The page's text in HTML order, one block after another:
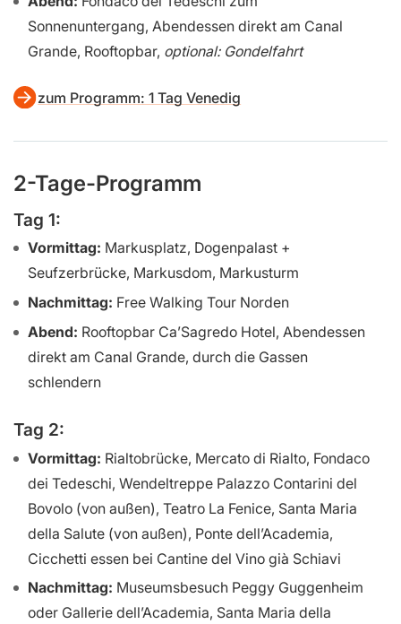
Sonnenuntergang, Abendessen direkt am Canal
Grande, Rooftopbar, optional: Gondelfahrt
zum Programm: 1 Tag Venedig
2-Tage-Programm
Tag 1:
Vormittag: Markusplatz, Dogenpalast +
Seufzerbrücke, Markusdom, Markusturm
Nachmittag: Free Walking Tour Norden
Abend: Rooftopbar Ca’Sagredo Hotel, Abendessen
direkt am Canal Grande, durch die Gassen
schlendern
Tag 2:
Vormittag: Rialtobrücke, Mercato di Rialto, Fondaco
dei Tedeschi, Wendeltreppe Palazzo Contarini del
Bovolo (von außen), Teatro La Fenice, Santa Maria
della Salute (von außen), Ponte dell’Academia,
Cicchetti essen bei Cantine del Vino già Schiavi
Nachmittag: Museumsbesuch Peggy Guggenheim
oder Gallerie dell’Academia, Santa Maria della